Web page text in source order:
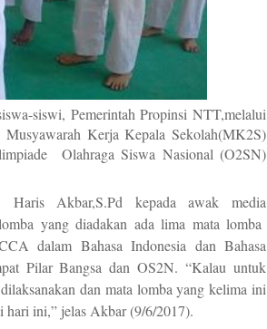
siswi, Pemerintah Propinsi NTT,melalui
Kerja Kepala Sekolah(MK2S)
Olahraga Siswa Nasional (O2SN)
Akbar,S.Pd kepada awak media
yang diadakan ada lima mata lomba
dalam Bahasa Indonesia dan Bahasa
Pilar Bangsa dan OS2N. “Kalau untuk
dan mata lomba yang kelima ini
ini,” jelas Akbar (9/6/2017).